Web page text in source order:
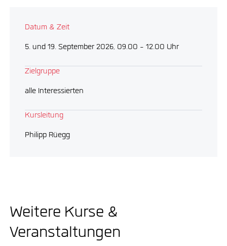
Datum & Zeit
5. und 19. September 2026, 09.00 - 12.00 Uhr
Zielgruppe
alle Interessierten
Kursleitung
Philipp Rüegg
Weitere Kurse &
Veranstaltungen